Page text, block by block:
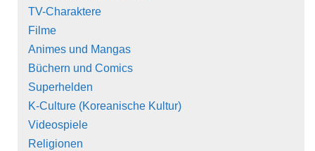
TV-Charaktere
Filme
Animes und Mangas
Büchern und Comics
Superhelden
K-Culture (Koreanische Kultur)
Videospiele
Religionen